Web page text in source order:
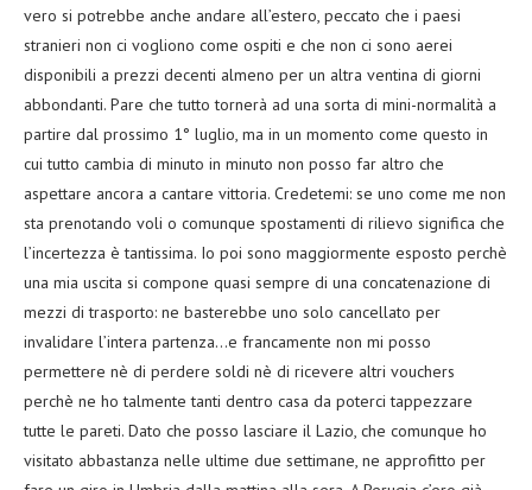
vero si potrebbe anche andare all’estero, peccato che i paesi
stranieri non ci vogliono come ospiti e che non ci sono aerei
disponibili a prezzi decenti almeno per un altra ventina di giorni
abbondanti. Pare che tutto tornerà ad una sorta di mini-normalità a
partire dal prossimo 1° luglio, ma in un momento come questo in
cui tutto cambia di minuto in minuto non posso far altro che
aspettare ancora a cantare vittoria. Credetemi: se uno come me non
sta prenotando voli o comunque spostamenti di rilievo significa che
l’incertezza è tantissima. Io poi sono maggiormente esposto perchè
una mia uscita si compone quasi sempre di una concatenazione di
mezzi di trasporto: ne basterebbe uno solo cancellato per
invalidare l’intera partenza…e francamente non mi posso
permettere nè di perdere soldi nè di ricevere altri vouchers
perchè ne ho talmente tanti dentro casa da poterci tappezzare
tutte le pareti. Dato che posso lasciare il Lazio, che comunque ho
visitato abbastanza nelle ultime due settimane, ne approfitto per